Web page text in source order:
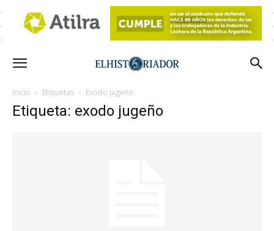
Inicio Etiquetas Exodo jugeño
Etiqueta: exodo jugeño